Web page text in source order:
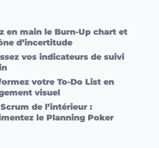
en main le Burn-Up chart et
d’incertitude
vos indicateurs de suivi
votre To-Do List en
visuel
de l’intérieur :
le Planning Poker